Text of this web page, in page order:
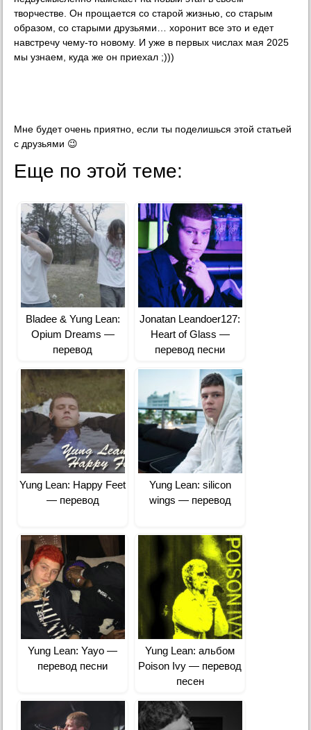
творчестве. Он прощается со старой жизнью, со старым
образом, со старыми друзьями… хоронит все это и едет
навстречу чему-то новому. И уже в первых числах мая 2025
мы узнаем, куда же он приехал ;)))
Мне будет очень приятно, если ты поделишься этой статьей
с друзьями 😉
Еще по этой теме:
Bladee & Yung Lean:
Opium Dreams —
перевод
Jonatan Leandoer127:
Heart of Glass —
перевод песни
Yung Lean: Happy Feet
— перевод
Yung Lean: silicon
wings — перевод
Yung Lean: Yayo —
перевод песни
Yung Lean: альбом
Poison Ivy — перевод
песен